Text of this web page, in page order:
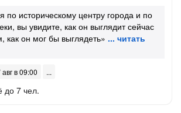
историческому центру города и по
вы увидите, как он выглядит сейчас
как он мог бы выглядеть»
авг в 09:00
до 7 чел.